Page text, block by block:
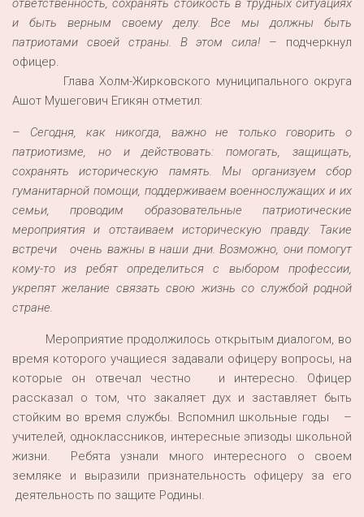
ответственность, сохранять стойкость в трудных ситуациях
и быть верным своему делу. Все мы должны быть
патриотами своей страны. В этом сила! – подчеркнул
офицер.
Глава Холм-Жирковского муниципального округа
Ашот Мушегович Егикян отметил:
– Сегодня, как никогда, важно не только говорить о
патриотизме, но и действовать: помогать, защищать,
сохранять историческую память. Мы организуем сбор
гуманитарной помощи, поддерживаем военнослужащих и их
семьи, проводим образовательные патриотические
мероприятия и отстаиваем историческую правду. Такие
встречи очень важны в наши дни. Возможно, они помогут
кому-то из ребят определиться с выбором профессии,
укрепят желание связать свою жизнь со службой родной
стране.
Мероприятие продолжилось открытым диалогом, во
время которого учащиеся задавали офицеру вопросы, на
которые он отвечал честно и интересно. Офицер
рассказал о том, что закаляет дух и заставляет быть
стойким во время службы. Вспомнил школьные годы –
учителей, одноклассников, интересные эпизоды школьной
жизни. Ребята узнали много интересного о своем
земляке и выразили признательность офицеру за его
деятельность по защите Родины.